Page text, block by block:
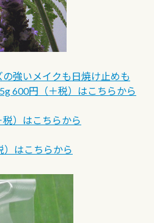
強いメイクも日焼け止めも
600円（＋税）はこちらから
）はこちらから
はこちらから